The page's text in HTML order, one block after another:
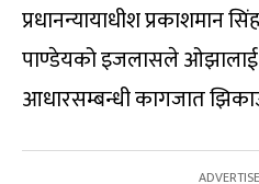
प्रधानन्यायाधीश प्रकाशमान
पाण्डेयको इजलासले ओझालाई
आधारसम्बन्धी कागजात